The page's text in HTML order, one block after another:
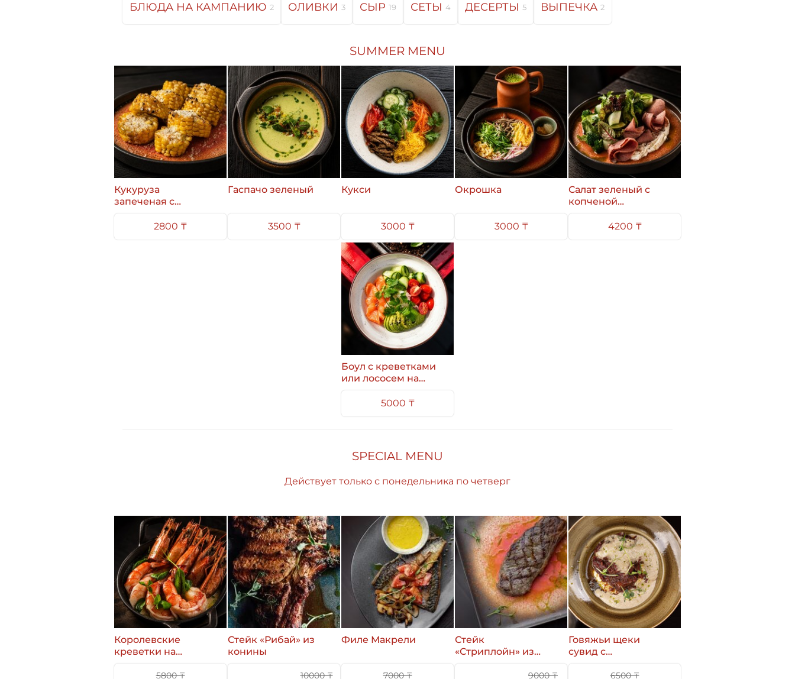
БЛЮДА НА КАМПАНИЮ 2 ОЛИВКИ 3 СЫР 19 СЕТЫ 4 ДЕСЕРТЫ 5 ВЫПЕЧКА 2
SUMMER MENU
Кукуруза
запеченая с
2800 ₸
Гаспачо зеленый
3500 ₸
Кукси
3000 ₸
Окрошка
3000 ₸
Салат зеленый с
копченой
4200 ₸
Боул с креветками
или лососем на
5000 ₸
SPECIAL MENU
Действует только с понедельника по четверг
Королевские
креветки на
сливочном соусе
5800 ₸
Стейк «Рибай» из
конины
10000 ₸
Филе Макрели
7000 ₸
Стейк
«Стриплойн» из
9000 ₸
Говяжьи щеки
сувид с
грибной эспумой
6500 ₸